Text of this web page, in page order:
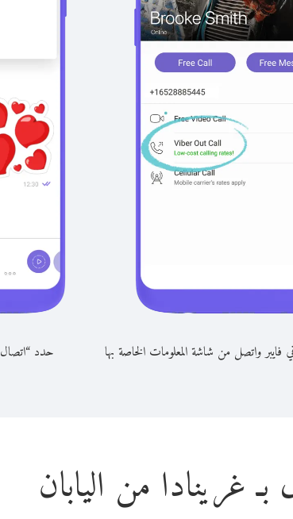
واتصل من شاشة المعلومات الخاصة بها حدد “اتصال Viber Out” من عنوان المحادثة
غرينادا من اليابان